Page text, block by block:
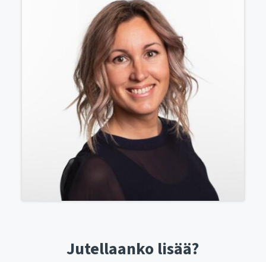
Jutellaanko lisää?